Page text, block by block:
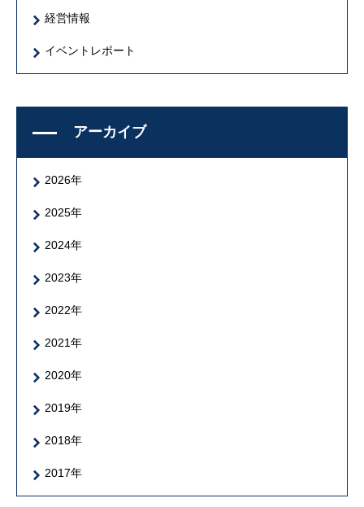
経営情報
イベントレポート
アーカイブ
2026年
2025年
2024年
2023年
2022年
2021年
2020年
2019年
2018年
2017年